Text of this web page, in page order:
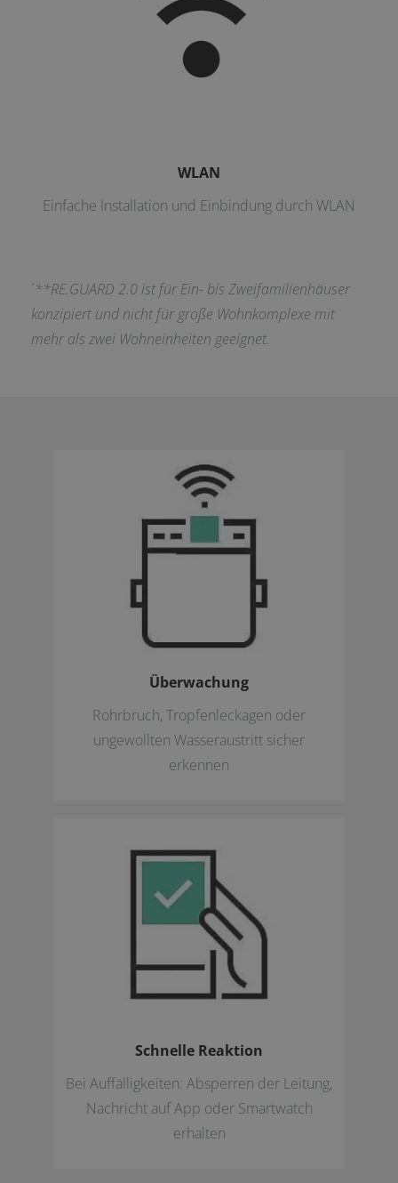
WLAN
Einfache Installation und Einbindung durch WLAN
´**RE.GUARD 2.0 ist für Ein- bis Zweifamilienhäuser
konzipiert und nicht für große Wohnkomplexe mit
mehr als zwei Wohneinheiten geeignet.
Überwachung
Rohrbruch, Tropfenleckagen oder
ungewollten Wasseraustritt sicher
erkennen
Schnelle Reaktion
Bei Auffälligkeiten: Absperren der Leitung,
Nachricht auf App oder Smartwatch
erhalten